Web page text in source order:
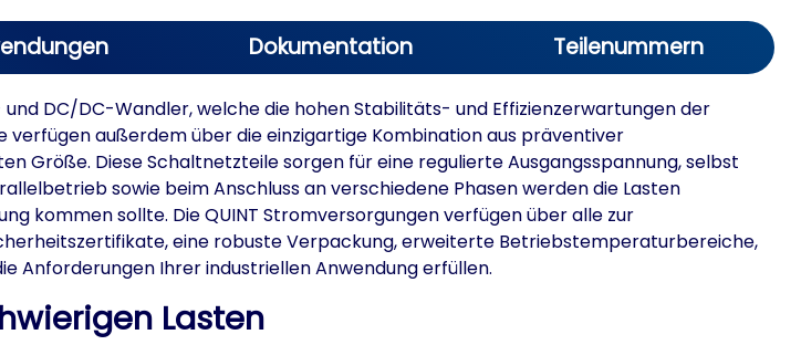
Dokumentation Teilenummern
DC/DC-Wandler, welche die hohen Stabilitäts- und Effizienzerwartungen der
verfügen außerdem über die einzigartige Kombination aus präventiver
Größe. Diese Schaltnetzteile sorgen für eine regulierte Ausgangsspannung, selbst
sowie beim Anschluss an verschiedene Phasen werden die Lasten
kommen sollte. Die QUINT Stromversorgungen verfügen über alle zur
eine robuste Verpackung, erweiterte Betriebstemperaturbereiche,
Anforderungen Ihrer industriellen Anwendung erfüllen.
Lasten